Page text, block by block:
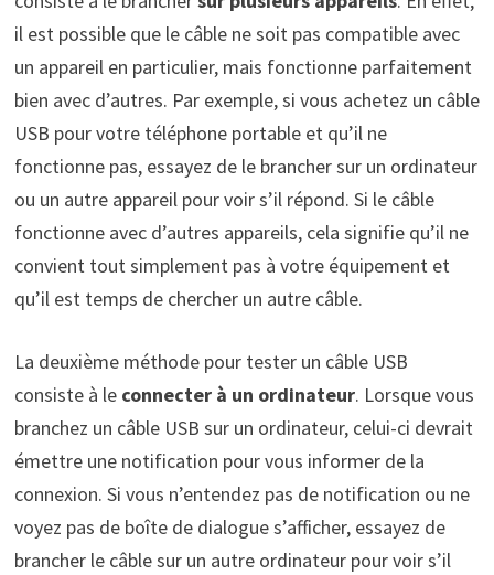
il est possible que le câble ne soit pas compatible avec
un appareil en particulier, mais fonctionne parfaitement
bien avec d’autres. Par exemple, si vous achetez un câble
USB pour votre téléphone portable et qu’il ne
fonctionne pas, essayez de le brancher sur un ordinateur
ou un autre appareil pour voir s’il répond. Si le câble
fonctionne avec d’autres appareils, cela signifie qu’il ne
convient tout simplement pas à votre équipement et
qu’il est temps de chercher un autre câble.
La deuxième méthode pour tester un câble USB
consiste à le connecter à un ordinateur. Lorsque vous
branchez un câble USB sur un ordinateur, celui-ci devrait
émettre une notification pour vous informer de la
connexion. Si vous n’entendez pas de notification ou ne
voyez pas de boîte de dialogue s’afficher, essayez de
brancher le câble sur un autre ordinateur pour voir s’il